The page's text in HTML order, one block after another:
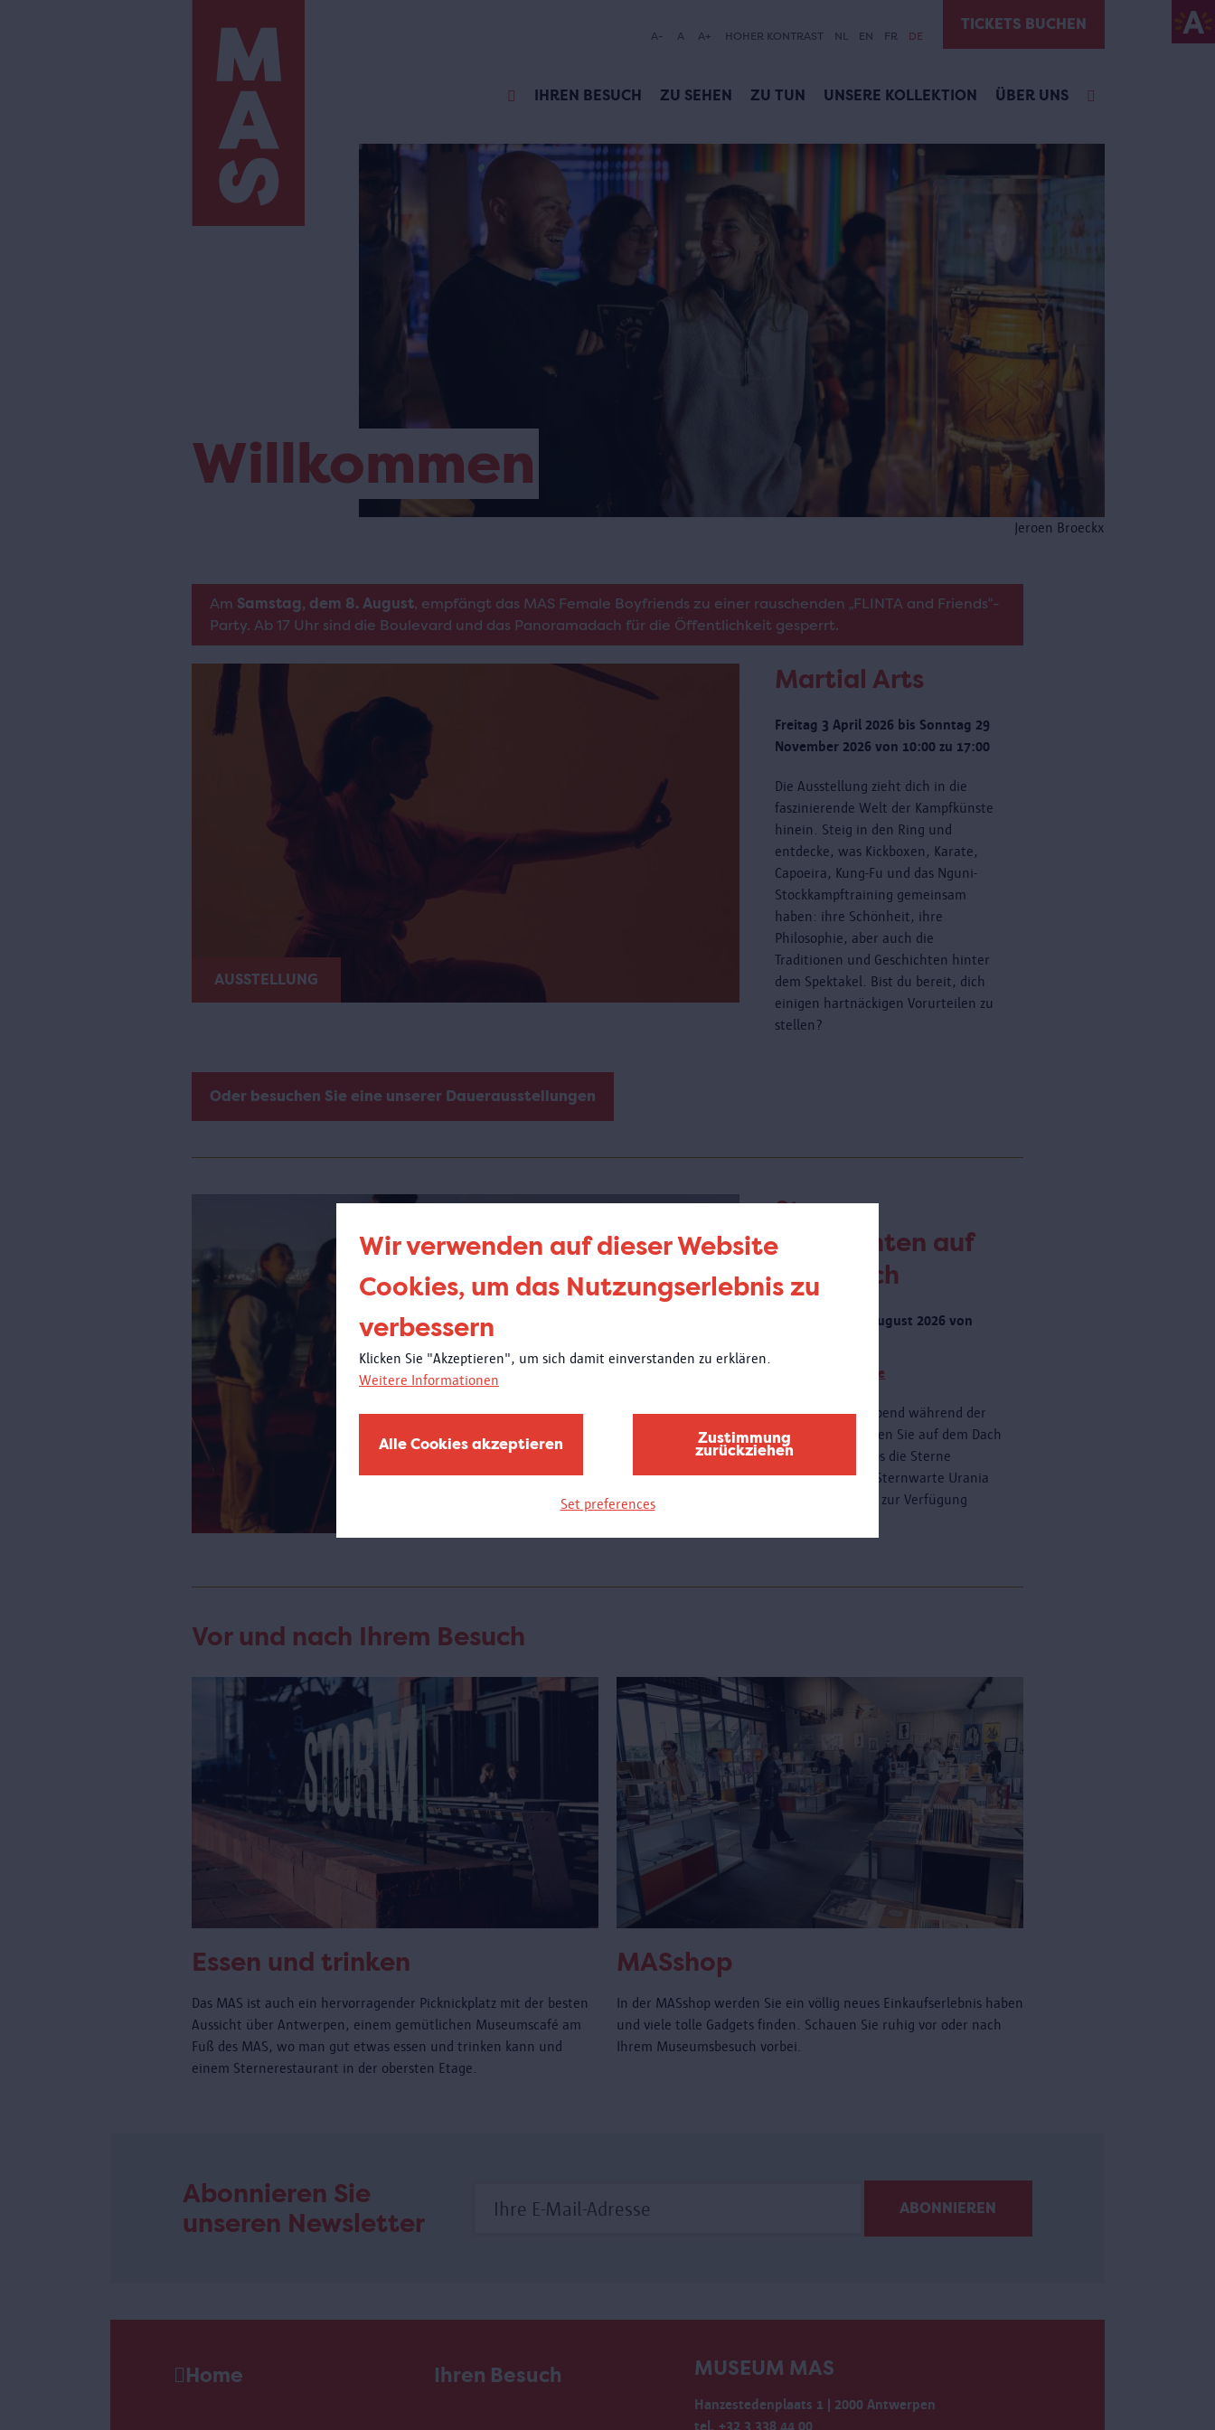
Wir verwenden auf dieser Website
Cookies, um das Nutzungserlebnis zu
verbessern
Klicken Sie "Akzeptieren", um sich damit einverstanden zu erklären.
Weitere Informationen
Alle Cookies akzeptieren Zustimmung
zurückziehen
Set preferences
A- A A+ HOHER KONTRAST NL EN FR DE
TICKETS BUCHEN
IHREN BESUCH ZU SEHEN ZU TUN UNSERE KOLLEKTION ÜBER UNS
Jeroen Broeckx
Willkommen
Am Samstag, dem 8. August, empfängt das MAS Female Boyfriends zu einer rauschenden „FLINTA and Friends“-
Party. Ab 17 Uhr sind die Boulevard und das Panoramadach für die Öffentlichkeit gesperrt.
AUSSTELLUNG
Martial Arts
Freitag 3 April 2026 bis Sonntag 29
November 2026 von 10:00 zu 17:00
Die Ausstellung zieht dich in die
faszinierende Welt der Kampfkünste
hinein. Steig in den Ring und
entdecke, was Kickboxen, Karate,
Capoeira, Kung-Fu und das Nguni-
Stockkampftraining gemeinsam
haben: ihre Schönheit, ihre
Philosophie, aber auch die
Traditionen und Geschichten hinter
dem Spektakel. Bist du bereit, dich
einigen hartnäckigen Vorurteilen zu
stellen?
Oder besuchen Sie eine unserer Dauerausstellungen
Sterne
beobachten auf
dem Dach
Donnerstag 20 August 2026 von
Weitere Termine
Am Donnerstagabend während der
Schulferien können Sie auf dem Dach
des MAS kostenlos die Sterne
bewundern. Die Sternwarte Urania
wird ein Teleskop zur Verfügung
Vor und nach Ihrem Besuch
Essen und trinken
Das MAS ist auch ein hervorragender Picknickplatz mit der besten
Aussicht über Antwerpen, einem gemütlichen Museumscafé am
Fuß des MAS, wo man gut etwas essen und trinken kann und
einem Sternerestaurant in der obersten Etage.
MASshop
In der MASshop werden Sie ein völlig neues Einkaufserlebnis haben
und viele tolle Gadgets finden. Schauen Sie ruhig vor oder nach
Ihrem Museumsbesuch vorbei.
Abonnieren Sie
unseren Newsletter
Home Ihren Besuch MUSEUM MAS
Hanzestedenplaats 1 | 2000 Antwerpen
tel. +32 3 338 44 00